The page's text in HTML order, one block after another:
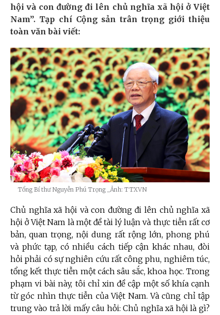
hội và con đường đi lên chủ nghĩa xã hội ở Việt
Nam”. Tạp chí Cộng sản trân trọng giới thiệu
toàn văn bài viết:
Tổng Bí thư Nguyễn Phú Trọng _Ảnh: TTXVN
Chủ nghĩa xã hội và con đường đi lên chủ nghĩa xã
hội ở Việt Nam là một đề tài lý luận và thực tiễn rất cơ
bản, quan trọng, nội dung rất rộng lớn, phong phú
và phức tạp, có nhiều cách tiếp cận khác nhau, đòi
hỏi phải có sự nghiên cứu rất công phu, nghiêm túc,
tổng kết thực tiễn một cách sâu sắc, khoa học. Trong
phạm vi bài này, tôi chỉ xin đề cập một số khía cạnh
từ góc nhìn thực tiễn của Việt Nam. Và cũng chỉ tập
trung vào trả lời mấy câu hỏi: Chủ nghĩa xã hội là gì?